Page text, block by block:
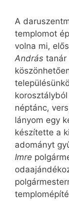
A
templomot
volna mi,
András tanár
néptánc,
lányom egy
készítette a
adományt
Imre